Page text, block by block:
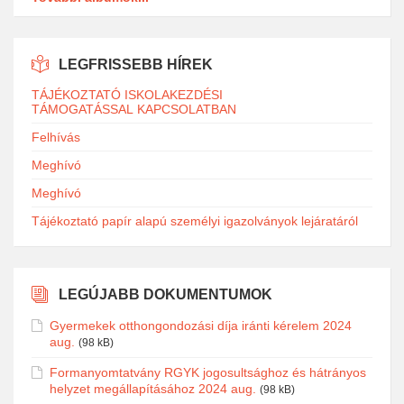
LEGFRISSEBB HÍREK
TÁJÉKOZTATÓ ISKOLAKEZDÉSI
TÁMOGATÁSSAL KAPCSOLATBAN
Felhívás
Meghívó
Meghívó
Tájékoztató papír alapú személyi igazolványok lejáratáról
LEGÚJABB DOKUMENTUMOK
Gyermekek otthongondozási díja iránti kérelem 2024
aug.
(98 kB)
Formanyomtatvány RGYK jogosultsághoz és hátrányos
helyzet megállapításához 2024 aug.
(98 kB)